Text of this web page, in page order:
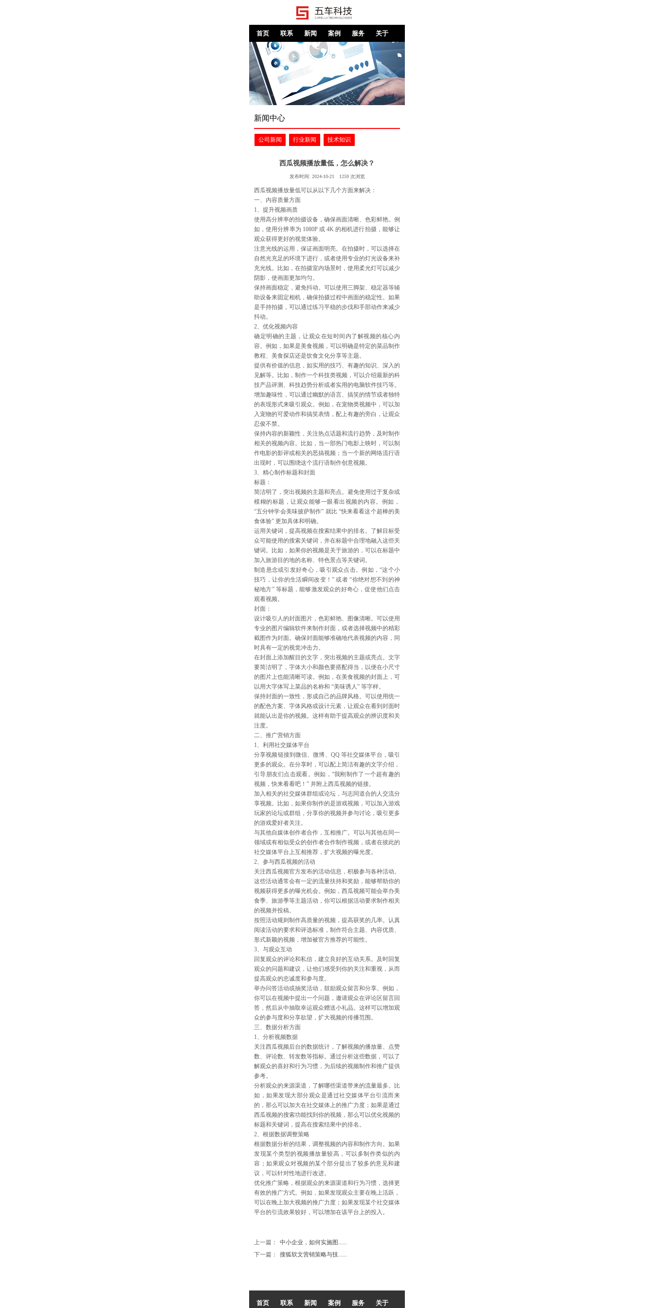
首页 联系 新闻 案例 服务 关于
新闻中心
公司新闻 行业新闻 技术知识
西瓜视频播放量低，怎么解决？
发布时间: 2024-10-21 1259 次浏览
西瓜视频播放量低可以从以下几个方面来解决：
一、内容质量方面
1、提升视频画质
使用高分辨率的拍摄设备，确保画面清晰、色彩鲜艳。例
如，使用分辨率为 1080P 或 4K 的相机进行拍摄，能够让
观众获得更好的视觉体验。
注意光线的运用，保证画面明亮。在拍摄时，可以选择在
自然光充足的环境下进行，或者使用专业的灯光设备来补
充光线。比如，在拍摄室内场景时，使用柔光灯可以减少
阴影，使画面更加均匀。
保持画面稳定，避免抖动。可以使用三脚架、稳定器等辅
助设备来固定相机，确保拍摄过程中画面的稳定性。如果
是手持拍摄，可以通过练习平稳的步伐和手部动作来减少
抖动。
2、优化视频内容
确定明确的主题，让观众在短时间内了解视频的核心内
容。例如，如果是美食视频，可以明确是特定的菜品制作
教程、美食探店还是饮食文化分享等主题。
提供有价值的信息，如实用的技巧、有趣的知识、深入的
见解等。比如，制作一个科技类视频，可以介绍最新的科
技产品评测、科技趋势分析或者实用的电脑软件技巧等。
增加趣味性，可以通过幽默的语言、搞笑的情节或者独特
的表现形式来吸引观众。例如，在宠物类视频中，可以加
入宠物的可爱动作和搞笑表情，配上有趣的旁白，让观众
忍俊不禁。
保持内容的新颖性，关注热点话题和流行趋势，及时制作
相关的视频内容。比如，当一部热门电影上映时，可以制
作电影的影评或相关的恶搞视频；当一个新的网络流行语
出现时，可以围绕这个流行语制作创意视频。
3、精心制作标题和封面
标题：
简洁明了，突出视频的主题和亮点。避免使用过于复杂或
模糊的标题，让观众能够一眼看出视频的内容。例如，
“五分钟学会美味披萨制作” 就比 “快来看看这个超棒的美
食体验” 更加具体和明确。
运用关键词，提高视频在搜索结果中的排名。了解目标受
众可能使用的搜索关键词，并在标题中合理地融入这些关
键词。比如，如果你的视频是关于旅游的，可以在标题中
加入旅游目的地的名称、特色景点等关键词。
制造悬念或引发好奇心，吸引观众点击。例如，“这个小
技巧，让你的生活瞬间改变！” 或者 “你绝对想不到的神
秘地方” 等标题，能够激发观众的好奇心，促使他们点击
观看视频。
封面：
设计吸引人的封面图片，色彩鲜艳、图像清晰。可以使用
专业的图片编辑软件来制作封面，或者选择视频中的精彩
截图作为封面。确保封面能够准确地代表视频的内容，同
时具有一定的视觉冲击力。
在封面上添加醒目的文字，突出视频的主题或亮点。文字
要简洁明了，字体大小和颜色要搭配得当，以便在小尺寸
的图片上也能清晰可读。例如，在美食视频的封面上，可
以用大字体写上菜品的名称和 “美味诱人” 等字样。
保持封面的一致性，形成自己的品牌风格。可以使用统一
的配色方案、字体风格或设计元素，让观众在看到封面时
就能认出是你的视频。这样有助于提高观众的辨识度和关
注度。
二、推广营销方面
1、利用社交媒体平台
分享视频链接到微信、微博、QQ 等社交媒体平台，吸引
更多的观众。在分享时，可以配上简洁有趣的文字介绍，
引导朋友们点击观看。例如，“我刚制作了一个超有趣的
视频，快来看看吧！” 并附上西瓜视频的链接。
加入相关的社交媒体群组或论坛，与志同道合的人交流分
享视频。比如，如果你制作的是游戏视频，可以加入游戏
玩家的论坛或群组，分享你的视频并参与讨论，吸引更多
的游戏爱好者关注。
与其他自媒体创作者合作，互相推广。可以与其他在同一
领域或有相似受众的创作者合作制作视频，或者在彼此的
社交媒体平台上互相推荐，扩大视频的曝光度。
2、参与西瓜视频的活动
关注西瓜视频官方发布的活动信息，积极参与各种活动。
这些活动通常会有一定的流量扶持和奖励，能够帮助你的
视频获得更多的曝光机会。例如，西瓜视频可能会举办美
食季、旅游季等主题活动，你可以根据活动要求制作相关
的视频并投稿。
按照活动规则制作高质量的视频，提高获奖的几率。认真
阅读活动的要求和评选标准，制作符合主题、内容优质、
形式新颖的视频，增加被官方推荐的可能性。
3、与观众互动
回复观众的评论和私信，建立良好的互动关系。及时回复
观众的问题和建议，让他们感受到你的关注和重视，从而
提高观众的忠诚度和参与度。
举办问答活动或抽奖活动，鼓励观众留言和分享。例如，
你可以在视频中提出一个问题，邀请观众在评论区留言回
答，然后从中抽取幸运观众赠送小礼品。这样可以增加观
众的参与度和分享欲望，扩大视频的传播范围。
三、数据分析方面
1、分析视频数据
关注西瓜视频后台的数据统计，了解视频的播放量、点赞
数、评论数、转发数等指标。通过分析这些数据，可以了
解观众的喜好和行为习惯，为后续的视频制作和推广提供
参考。
分析观众的来源渠道，了解哪些渠道带来的流量最多。比
如，如果发现大部分观众是通过社交媒体平台引流而来
的，那么可以加大在社交媒体上的推广力度；如果是通过
西瓜视频的搜索功能找到你的视频，那么可以优化视频的
标题和关键词，提高在搜索结果中的排名。
2、根据数据调整策略
根据数据分析的结果，调整视频的内容和制作方向。如果
发现某个类型的视频播放量较高，可以多制作类似的内
容；如果观众对视频的某个部分提出了较多的意见和建
议，可以针对性地进行改进。
优化推广策略，根据观众的来源渠道和行为习惯，选择更
有效的推广方式。例如，如果发现观众主要在晚上活跃，
可以在晚上加大视频的推广力度；如果发现某个社交媒体
平台的引流效果较好，可以增加在该平台上的投入。
上一篇：
中小企业，如何实施图......
下一篇：
搜狐软文营销策略与技......
首页 联系 新闻 案例 服务 关于